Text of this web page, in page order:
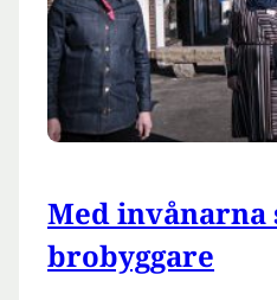
Med invånarna
brobyggare